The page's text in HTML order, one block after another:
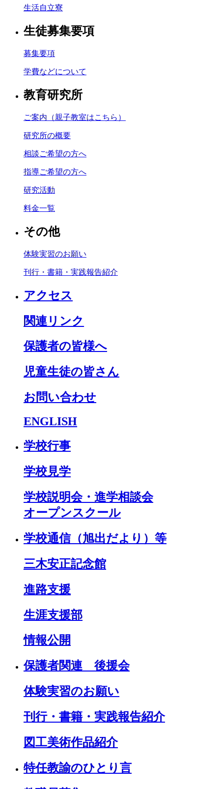
生活自立寮
生徒募集要項
募集要項
学費などについて
教育研究所
ご案内（親子教室はこちら）
研究所の概要
相談ご希望の方へ
指導ご希望の方へ
研究活動
料金一覧
その他
体験実習のお願い
刊行・書籍・実践報告紹介
アクセス
関連リンク
保護者の皆様へ
児童生徒の皆さん
お問い合わせ
ENGLISH
学校行事
学校見学
学校説明会・進学相談会
オープンスクール
学校通信（旭出だより）等
三木安正記念館
進路支援
生涯支援部
情報公開
保護者関連 後援会
体験実習のお願い
刊行・書籍・実践報告紹介
図工美術作品紹介
特任教諭のひとり言